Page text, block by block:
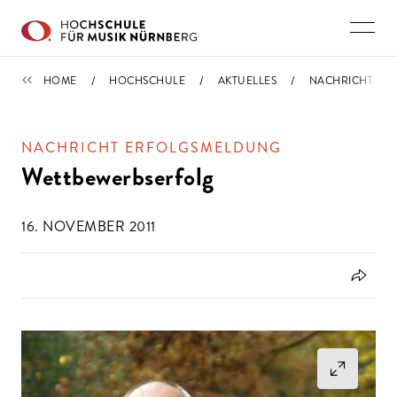
IMPORTIERT
HOME HOCHSCHULE AKTUELLES NACHRICHT
NACHRICHT ERFOLGSMELDUNG
Wettbewerbserfolg
16. NOVEMBER 2011